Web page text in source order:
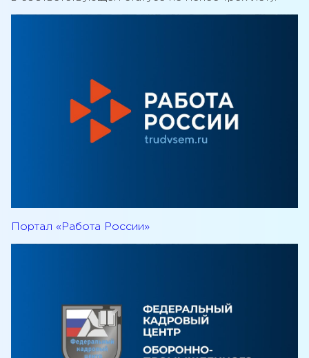
Портал «Работа России»